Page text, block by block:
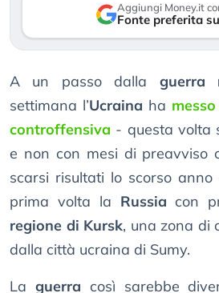
Aggiungi Money.it
Fonte preferita
A un passo dalla guerra
settimana l’Ucraina ha
controffensiva - questa volta
e non con mesi di preavviso
scarsi risultati lo scorso
prima volta la Russia con
regione di Kursk, una zona di
dalla città ucraina di Sumy.
La guerra così sarebbe